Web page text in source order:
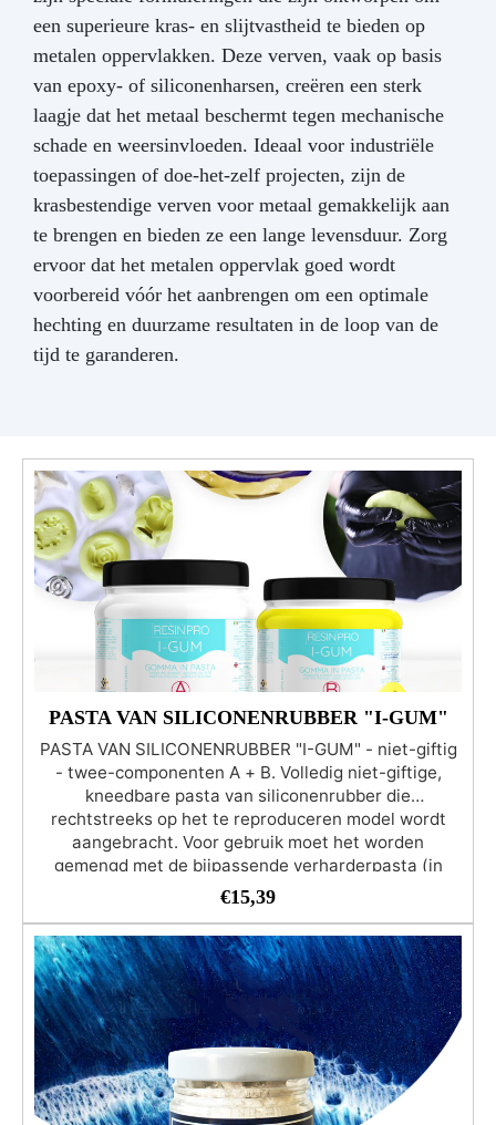
een superieure kras- en slijtvastheid te bieden op
metalen oppervlakken. Deze verven, vaak op basis
van epoxy- of siliconenharsen, creëren een sterk
laagje dat het metaal beschermt tegen mechanische
schade en weersinvloeden. Ideaal voor industriële
toepassingen of doe-het-zelf projecten, zijn de
krasbestendige verven voor metaal gemakkelijk aan
te brengen en bieden ze een lange levensduur. Zorg
ervoor dat het metalen oppervlak goed wordt
voorbereid vóór het aanbrengen om een optimale
hechting en duurzame resultaten in de loop van de
tijd te garanderen.
PASTA VAN SILICONENRUBBER "I-GUM"
PASTA VAN SILICONENRUBBER "I-GUM" - niet-giftig
- twee-componenten A + B. Volledig niet-giftige,
kneedbare pasta van siliconenrubber die
rechtstreeks op het te reproduceren model wordt
aangebracht. Voor gebruik moet het worden
gemengd met de bijpassende verharderpasta (in
gelijke delen, 1:1), tot een homogeen kleurmengsel is
verkregen. Aangezien alle oppervlakken van een
beschermende laag zijn voorzien, is het niet nodig
het gereedschap na gebruik af te wassen en is het
niet nodig het model in te vetten met andere
reinigingsmiddelen. Technische kenmerken:
+Viscositeit - Kneedbare pasta, + Bewerkingstijd
5/10 min; + Gewichtsverhouding A/B - 1:1; + Niet-
giftig, + Hardheid - 30 Shore A.
€15,39